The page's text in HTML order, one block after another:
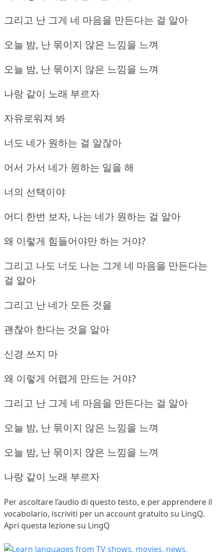
그리고 난 그게 네 마음을 만든다는 걸 알아
오늘 밤, 난 묶이지 않은 느낌을 느껴
오늘 밤, 난 묶이지 않은 느낌을 느껴
나랑 같이 노래 부르자
자유로워져 봐
너도 네가 원하는 걸 알잖아
어서 가서 네가 원하는 일을 해
너의 선택이야
어디 한번 보자, 나는 네가 원하는 걸 알아
왜 이렇게 힘들어야만 하는 거야?
그리고 나도 너도 나는 그게 네 마음을 만든다는
걸 알아
그리고 난 네가 모든 것을
괜찮아 한다는 것을 알아
신경 쓰지 마
왜 이렇게 어렵게 만드는 거야?
그리고 난 그게 네 마음을 만든다는 걸 알아
오늘 밤, 난 묶이지 않은 느낌을 느껴
오늘 밤, 난 묶이지 않은 느낌을 느껴
나랑 같이 노래 부르자
Per ascoltare l’audio di questo testo, e per apprendere il
vocabolario, iscriviti per un account gratuito su LingQ.
Apri questa lezione su LingQ